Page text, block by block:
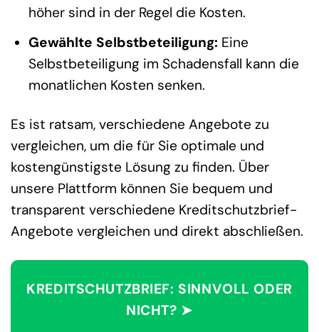
höher sind in der Regel die Kosten.
Gewählte Selbstbeteiligung: Eine
Selbstbeteiligung im Schadensfall kann die
monatlichen Kosten senken.
Es ist ratsam, verschiedene Angebote zu
vergleichen, um die für Sie optimale und
kostengünstigste Lösung zu finden. Über
unsere Plattform können Sie bequem und
transparent verschiedene Kreditschutzbrief-
Angebote vergleichen und direkt abschließen.
KREDITSCHUTZBRIEF: SINNVOLL ODER
NICHT? ➤